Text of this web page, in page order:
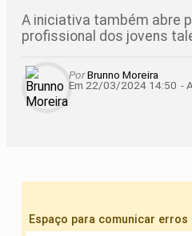
A iniciativa também abre
profissional dos jovens
PorBrunno Moreira
Em 22/03/2024 14:50 -
Espaço para comunicar